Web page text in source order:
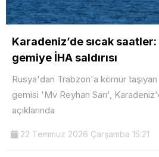
Karadeniz’de sıcak
gemiye İHA saldırısı
Rusya'dan Trabzon'a kömür
gemisi 'Mv Reyhan Sarı',
açıklarında
22 Temmuz 2026 Çarşamba 15:21